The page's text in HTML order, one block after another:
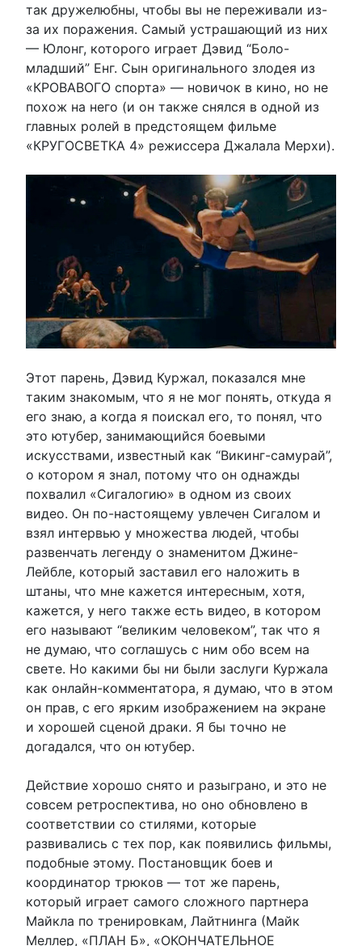
так дружелюбны, чтобы вы не переживали из-
за их поражения. Самый устрашающий из них
— Юлонг, которого играет Дэвид “Боло-
младший” Енг. Сын оригинального злодея из
«КРОВАВОГО спорта» — новичок в кино, но не
похож на него (и он также снялся в одной из
главных ролей в предстоящем фильме
«КРУГОСВЕТКА 4» режиссера Джалала Мерхи).
Этот парень, Дэвид Куржал, показался мне
таким знакомым, что я не мог понять, откуда я
его знаю, а когда я поискал его, то понял, что
это ютубер, занимающийся боевыми
искусствами, известный как “Викинг-самурай”,
о котором я знал, потому что он однажды
похвалил «Сигалогию» в одном из своих
видео. Он по-настоящему увлечен Сигалом и
взял интервью у множества людей, чтобы
развенчать легенду о знаменитом Джине-
Лейбле, который заставил его наложить в
штаны, что мне кажется интересным, хотя,
кажется, у него также есть видео, в котором
его называют “великим человеком”, так что я
не думаю, что соглашусь с ним обо всем на
свете. Но какими бы ни были заслуги Куржала
как онлайн-комментатора, я думаю, что в этом
он прав, с его ярким изображением на экране
и хорошей сценой драки. Я бы точно не
догадался, что он ютубер.
Действие хорошо снято и разыграно, и это не
совсем ретроспектива, но оно обновлено в
соответствии со стилями, которые
развивались с тех пор, как появились фильмы,
подобные этому. Постановщик боев и
координатор трюков — тот же парень,
который играет самого сложного партнера
Майкла по тренировкам, Лайтнинга (Майк
Меллер, «ПЛАН Б», «ОКОНЧАТЕЛЬНОЕ